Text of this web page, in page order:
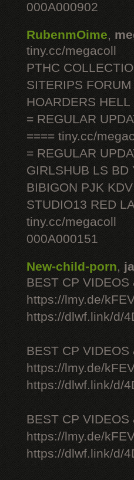
000A000902
RubenmOime,
tiny.cc/megacoll
PTHC
SITERIPS
HOARDERS
= REGULAR
==== tiny.cc/
= REGULAR
GIRLSHUB LS BD
BIBIGON PJK
STUDIO13 RED
tiny.cc/megacoll
000A000151
New-child-porn,
BEST CP VIDEOS
https://lmy.de/
https://dlwf.link/d/
BEST CP VIDEOS
https://lmy.de/
https://dlwf.link/d/
BEST CP VIDEOS
https://lmy.de/
https://dlwf.link/d/